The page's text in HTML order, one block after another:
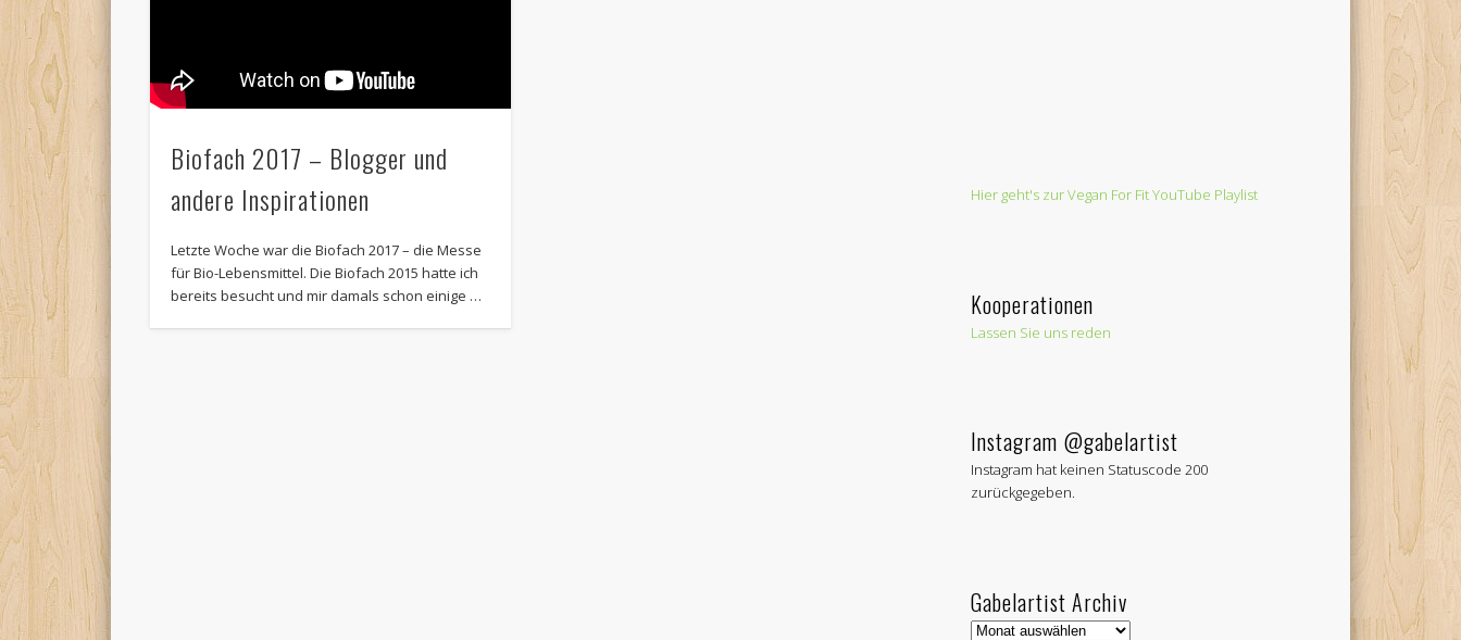
Biofach 2017 – Blogger und
andere Inspirationen
Letzte Woche war die Biofach 2017 – die Messe
für Bio-Lebensmittel. Die Biofach 2015 hatte ich
bereits besucht und mir damals schon einige …
Hier geht's zur Vegan For Fit YouTube Playlist
Kooperationen
Lassen Sie uns reden
Instagram @gabelartist
Instagram hat keinen Statuscode 200
zurückgegeben.
Gabelartist Archiv
Gabelartist